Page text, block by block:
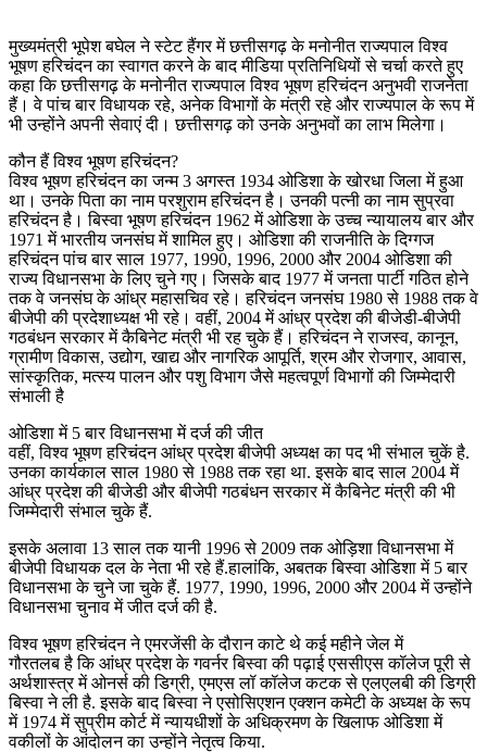
मुख्यमंत्री भूपेश बघेल ने स्टेट हैंगर में छत्तीसगढ़ के मनोनीत राज्यपाल विश्व
भूषण हरिचंदन का स्वागत करने के बाद मीडिया प्रतिनिधियों से चर्चा करते हुए
कहा कि छत्तीसगढ़ के मनोनीत राज्यपाल विश्व भूषण हरिचंदन अनुभवी राजनेता
हैं। वे पांच बार विधायक रहे, अनेक विभागों के मंत्री रहे और राज्यपाल के रूप में
भी उन्होंने अपनी सेवाएं दी। छत्तीसगढ़ को उनके अनुभवों का लाभ मिलेगा।
कौन हैं विश्‍व भूषण हरिचंदन?
विश्‍व भूषण हरिचंदन का जन्म 3 अगस्त 1934 ओडिशा के खोरधा जिला में हुआ
था। उनके पिता का नाम परशुराम हरिचंदन है। उनकी पत्नी का नाम सुप्रवा
हरिचंदन है। बिस्वा भूषण हरिचंदन 1962 में ओडिशा के उच्च न्यायालय बार और
1971 में भारतीय जनसंघ में शामिल हुए। ओडिशा की राजनीति के दिग्गज
हरिचंदन पांच बार साल 1977, 1990, 1996, 2000 और 2004 ओडिशा की
राज्य विधानसभा के लिए चुने गए। जिसके बाद 1977 में जनता पार्टी गठित होने
तक वे जनसंघ के आंध्र महासचिव रहे। हरिचंदन जनसंघ 1980 से 1988 तक वे
बीजेपी की प्रदेशाध्यक्ष भी रहे। वहीं, 2004 में आंध्र प्रदेश की बीजेडी-बीजेपी
गठबंधन सरकार में कैबिनेट मंत्री भी रह चुके हैं। हरिचंदन ने राजस्व, कानून,
ग्रामीण विकास, उद्योग, खाद्य और नागरिक आपूर्ति, श्रम और रोजगार, आवास,
सांस्कृतिक, मत्स्य पालन और पशु विभाग जैसे महत्वपूर्ण विभागों की जिम्मेदारी
संभाली है
ओडिशा में 5 बार विधानसभा में दर्ज की जीत
वहीं, विश्व भूषण हरिचंदन आंध्र प्रदेश बीजेपी अध्यक्ष का पद भी संभाल चुकें है.
उनका कार्यकाल साल 1980 से 1988 तक रहा था. इसके बाद साल 2004 में
आंध्र प्रदेश की बीजेडी और बीजेपी गठबंधन सरकार में कैबिनेट मंत्री की भी
जिम्मेदारी संभाल चुके हैं.
इसके अलावा 13 साल तक यानी 1996 से 2009 तक ओड़िशा विधानसभा में
बीजेपी विधायक दल के नेता भी रहे हैं.हालांकि, अबतक बिस्वा ओडिशा में 5 बार
विधानसभा के चुने जा चुके हैं. 1977, 1990, 1996, 2000 और 2004 में उन्होंने
विधानसभा चुनाव में जीत दर्ज की है.
विश्व भूषण हरिचंदन ने एमरजेंसी के दौरान काटे थे कई महीने जेल में
गौरतलब है कि आंध्र प्रदेश के गवर्नर बिस्वा की पढ़ाई एससीएस कॉलेज पूरी से
अर्थशास्त्र में ओनर्स की डिग्री, एमएस लॉ कॉलेज कटक से एलएलबी की डिग्री
बिस्वा ने ली है. इसके बाद बिस्वा ने एसोसिएशन एक्शन कमेटी के अध्यक्ष के रूप
में 1974 में सुप्रीम कोर्ट में न्यायधीशों के अधिक्रमण के खिलाफ ओडिशा में
वकीलों के आंदोलन का उन्होंने नेतृत्व किया.